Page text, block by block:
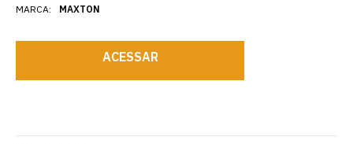
MARCA:
MAXTON
ACESSAR